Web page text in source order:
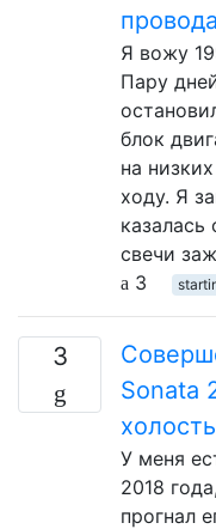
провода
Я вожу
Пару
блок
на
ходу. Я
свечи
3
3
Sonata
У меня
2018
прогнал